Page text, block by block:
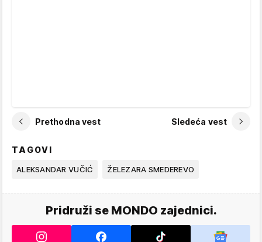
Prethodna vest Sledeća vest
TAGOVI
ALEKSANDAR VUČIĆ ŽELEZARA SMEDEREVO
Pridruži se MONDO zajednici.